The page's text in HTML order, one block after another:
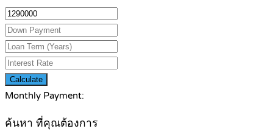
Calculate
Monthly Payment:
ค้นหา ที่คุณต้องการ